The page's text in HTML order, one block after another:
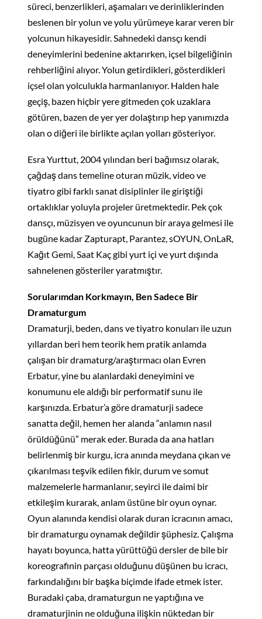
süreci, benzerlikleri, aşamaları ve derinliklerinden
beslenen bir yolun ve yolu yürümeye karar veren bir
yolcunun hikayesidir. Sahnedeki dansçı kendi
deneyimlerini bedenine aktarırken, içsel bilgeliğinin
rehberliğini alıyor. Yolun getirdikleri, gösterdikleri
içsel olan yolculukla harmanlanıyor. Halden hale
geçiş, bazen hiçbir yere gitmeden çok uzaklara
götüren, bazen de yer yer dolaştırıp hep yanımızda
olan o diğeri ile birlikte açılan yolları gösteriyor.
Esra Yurttut, 2004 yılından beri bağımsız olarak,
çağdaş dans temeline oturan müzik, video ve
tiyatro gibi farklı sanat disiplinler ile giriştiği
ortaklıklar yoluyla projeler üretmektedir. Pek çok
dansçı, müzisyen ve oyuncunun bir araya gelmesi ile
bugüne kadar Zapturapt, Parantez, sOYUN, OnLaR,
Kağıt Gemi, Saat Kaç gibi yurt içi ve yurt dışında
sahnelenen gösteriler yaratmıştır.
Sorularımdan Korkmayın, Ben Sadece Bir
Dramaturgum
Dramaturji, beden, dans ve tiyatro konuları ile uzun
yıllardan beri hem teorik hem pratik anlamda
çalışan bir dramaturg/araştırmacı olan Evren
Erbatur, yine bu alanlardaki deneyimini ve
konumunu ele aldığı bir performatif sunu ile
karşınızda. Erbatur’a göre dramaturji sadece
sanatta değil, hemen her alanda “anlamın nasıl
örüldüğünü” merak eder. Burada da ana hatları
belirlenmiş bir kurgu, icra anında meydana çıkan ve
çıkarılması teşvik edilen fikir, durum ve somut
malzemelerle harmanlanır, seyirci ile daimi bir
etkileşim kurarak, anlam üstüne bir oyun oynar.
Oyun alanında kendisi olarak duran icracının amacı,
bir dramaturgu oynamak değildir şüphesiz. Çalışma
hayatı boyunca, hatta yürüttüğü dersler de bile bir
koreografinin parçası olduğunu düşünen bu icracı,
farkındalığını bir başka biçimde ifade etmek ister.
Buradaki çaba, dramaturgun ne yaptığına ve
dramaturjinin ne olduğuna ilişkin nüktedan bir